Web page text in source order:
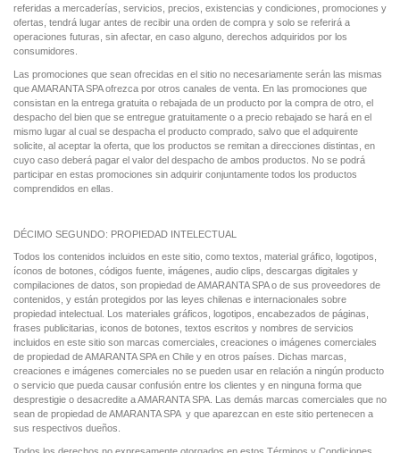
referidas a mercaderías, servicios, precios, existencias y condiciones, promociones y
ofertas, tendrá lugar antes de recibir una orden de compra y solo se referirá a
operaciones futuras, sin afectar, en caso alguno, derechos adquiridos por los
consumidores.
Las promociones que sean ofrecidas en el sitio no necesariamente serán las mismas
que AMARANTA SPA ofrezca por otros canales de venta. En las promociones que
consistan en la entrega gratuita o rebajada de un producto por la compra de otro, el
despacho del bien que se entregue gratuitamente o a precio rebajado se hará en el
mismo lugar al cual se despacha el producto comprado, salvo que el adquirente
solicite, al aceptar la oferta, que los productos se remitan a direcciones distintas, en
cuyo caso deberá pagar el valor del despacho de ambos productos. No se podrá
participar en estas promociones sin adquirir conjuntamente todos los productos
comprendidos en ellas.
DÉCIMO SEGUNDO: PROPIEDAD INTELECTUAL
Todos los contenidos incluidos en este sitio, como textos, material gráfico, logotipos,
íconos de botones, códigos fuente, imágenes, audio clips, descargas digitales y
compilaciones de datos, son propiedad de AMARANTA SPA o de sus proveedores de
contenidos, y están protegidos por las leyes chilenas e internacionales sobre
propiedad intelectual. Los materiales gráficos, logotipos, encabezados de páginas,
frases publicitarias, iconos de botones, textos escritos y nombres de servicios
incluidos en este sitio son marcas comerciales, creaciones o imágenes comerciales
de propiedad de AMARANTA SPA en Chile y en otros países. Dichas marcas,
creaciones e imágenes comerciales no se pueden usar en relación a ningún producto
o servicio que pueda causar confusión entre los clientes y en ninguna forma que
desprestigie o desacredite a AMARANTA SPA. Las demás marcas comerciales que no
sean de propiedad de AMARANTA SPA y que aparezcan en este sitio pertenecen a
sus respectivos dueños.